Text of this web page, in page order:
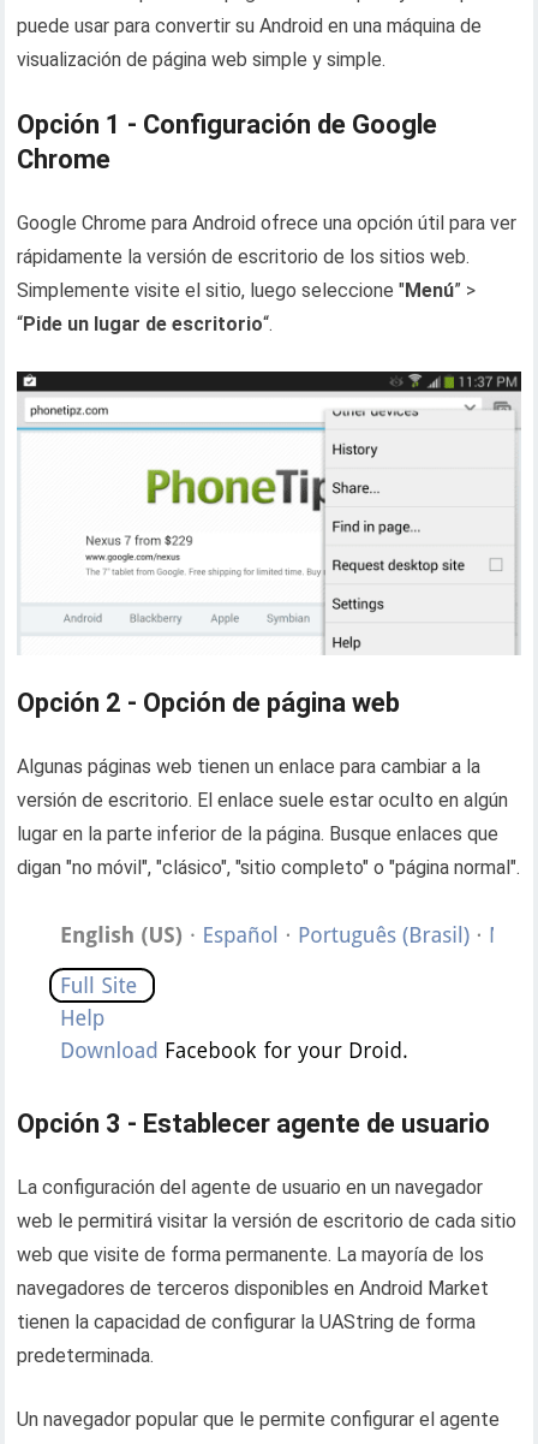
puede usar para convertir su Android en una máquina de
visualización de página web simple y simple.
Opción 1 - Configuración de Google
Chrome
Google Chrome para Android ofrece una opción útil para ver
rápidamente la versión de escritorio de los sitios web.
Simplemente visite el sitio, luego seleccione "Menú” >
“Pide un lugar de escritorio“.
Opción 2 - Opción de página web
Algunas páginas web tienen un enlace para cambiar a la
versión de escritorio. El enlace suele estar oculto en algún
lugar en la parte inferior de la página. Busque enlaces que
digan "no móvil", "clásico", "sitio completo" o "página normal".
Opción 3 - Establecer agente de usuario
La configuración del agente de usuario en un navegador
web le permitirá visitar la versión de escritorio de cada sitio
web que visite de forma permanente. La mayoría de los
navegadores de terceros disponibles en Android Market
tienen la capacidad de configurar la UAString de forma
predeterminada.
Un navegador popular que le permite configurar el agente